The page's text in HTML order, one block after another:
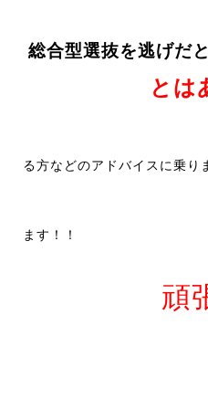
総合型選抜を逃げだ
とは
総合型
る方などのアドバイスに乗り
1年間よ
ます！！
頑